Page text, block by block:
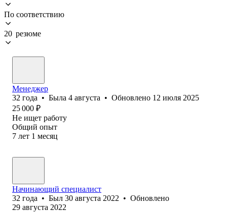
По соответствию
20 резюме
Менеджер
32 года • Была 4 августа • Обновлено 12 июля 2025
25 000 ₽
Не ищет работу
Общий опыт
7 лет 1 месяц
Начинающий специалист
32 года • Был 30 августа 2022 • Обновлено
29 августа 2022